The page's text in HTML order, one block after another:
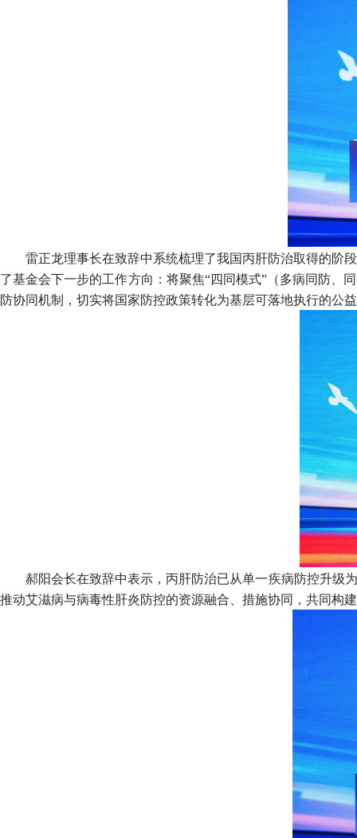
雷正龙理事长在致辞中系统梳理了我国丙肝防治取得的阶
了基金会下一步的工作方向：将聚焦“四同模式”（多病同防、
防协同机制，切实将国家防控政策转化为基层可落地执行的公
郝阳会长在致辞中表示，丙肝防治已从单一疾病防控升级
推动艾滋病与病毒性肝炎防控的资源融合、措施协同，共同构